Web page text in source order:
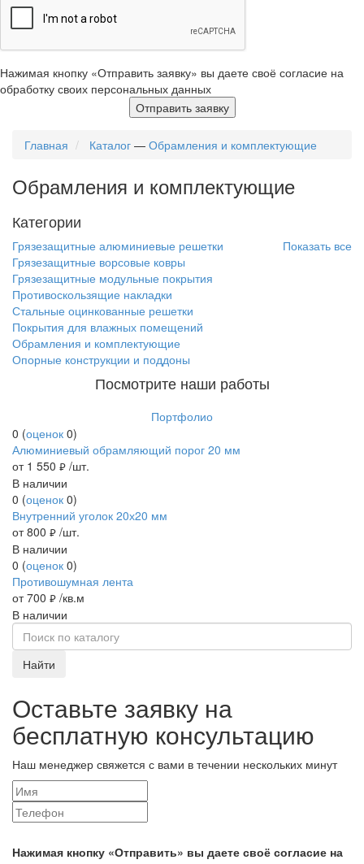
Нажимая кнопку «Отправить заявку» вы даете своё согласие на
обработку своих персональных данных
Отправить заявку
Главная Каталог — Обрамления и комплектующие
Обрамления и комплектующие
Категории
Показать все
Грязезащитные алюминиевые решетки
Грязезащитные ворсовые ковры
Грязезащитные модульные покрытия
Противоскользящие накладки
Стальные оцинкованные решетки
Покрытия для влажных помещений
Обрамления и комплектующие
Опорные конструкции и поддоны
Посмотрите наши работы
Портфолио
0 (оценок 0)
Алюминиевый обрамляющий порог 20 мм
от 1 550 руб. /шт.
В наличии
0 (оценок 0)
Внутренний уголок 20х20 мм
от 800 руб. /шт.
В наличии
0 (оценок 0)
Противошумная лента
от 700 руб. /кв.м
В наличии
Найти
Оставьте заявку на
бесплатную консультацию
Наш менеджер свяжется с вами в течении нескольких минут
Нажимая кнопку «Отправить» вы даете своё согласие на